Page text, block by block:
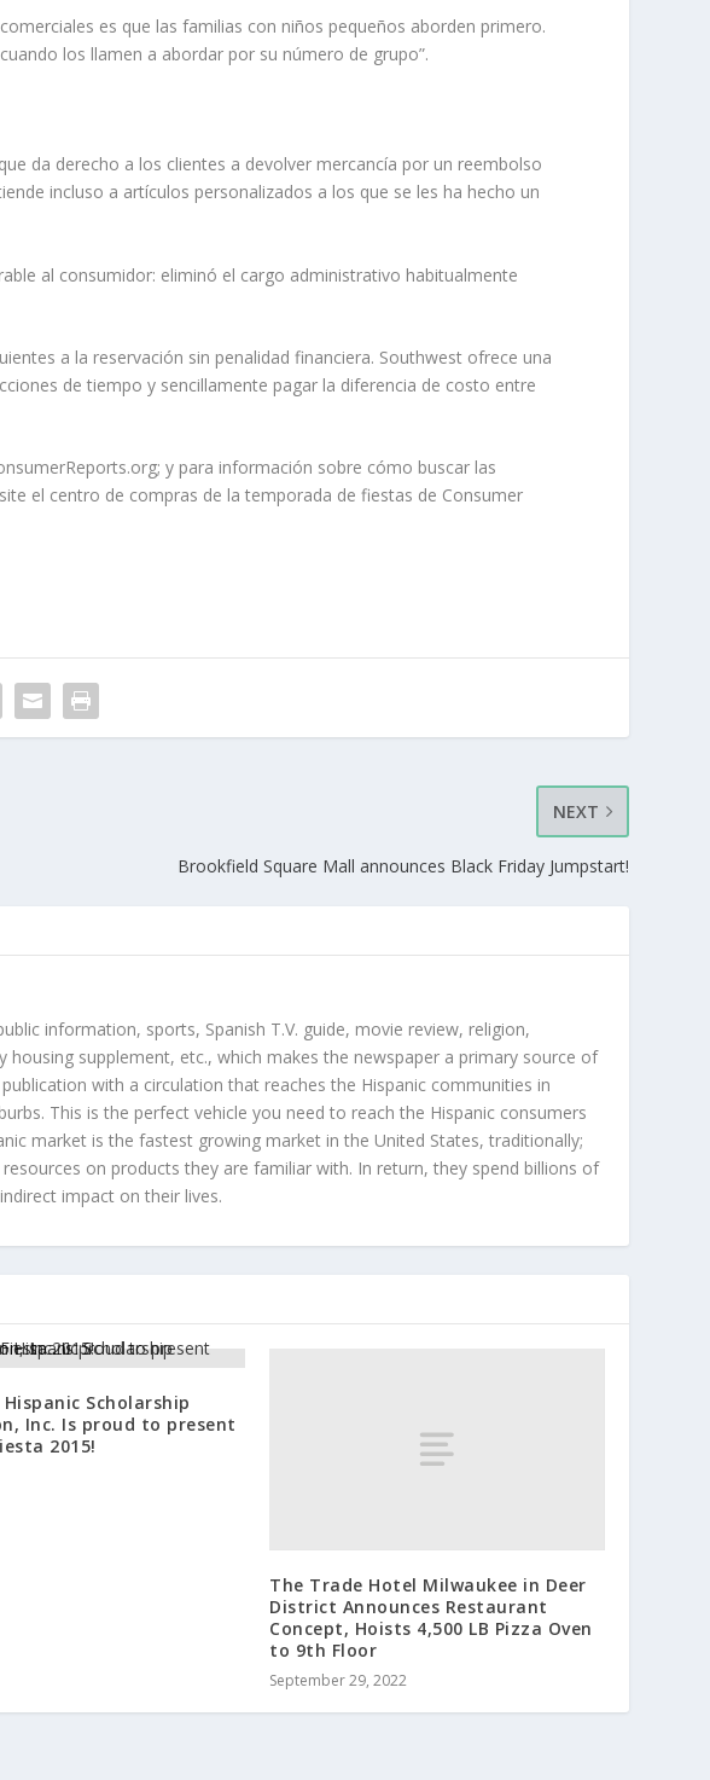
es que las familias con niños pequeños aborden primero.
los llamen a abordar por su número de grupo”.
da derecho a los clientes a devolver mercancía por un reembolso
incluso a artículos personalizados a los que se les ha hecho un
al consumidor: eliminó el cargo administrativo habitualmente
a la reservación sin penalidad financiera. Southwest ofrece una
de tiempo y sencillamente pagar la diferencia de costo entre
y para información sobre cómo buscar las
el centro de compras de la temporada de fiestas de Consumer
NEXT
Brookfield Square Mall announces Black Friday Jumpstart!
information, sports, Spanish T.V. guide, movie review, religion,
supplement, etc., which makes the newspaper a primary source of
with a circulation that reaches the Hispanic communities in
This is the perfect vehicle you need to reach the Hispanic consumers
market is the fastest growing market in the United States, traditionally;
on products they are familiar with. In return, they spend billions of
impact on their lives.
Scholarship
Inc. Is proud to present
2015!
The Trade Hotel Milwaukee in Deer
District Announces Restaurant
Concept, Hoists 4,500 LB Pizza Oven
to 9th Floor
September 29, 2022